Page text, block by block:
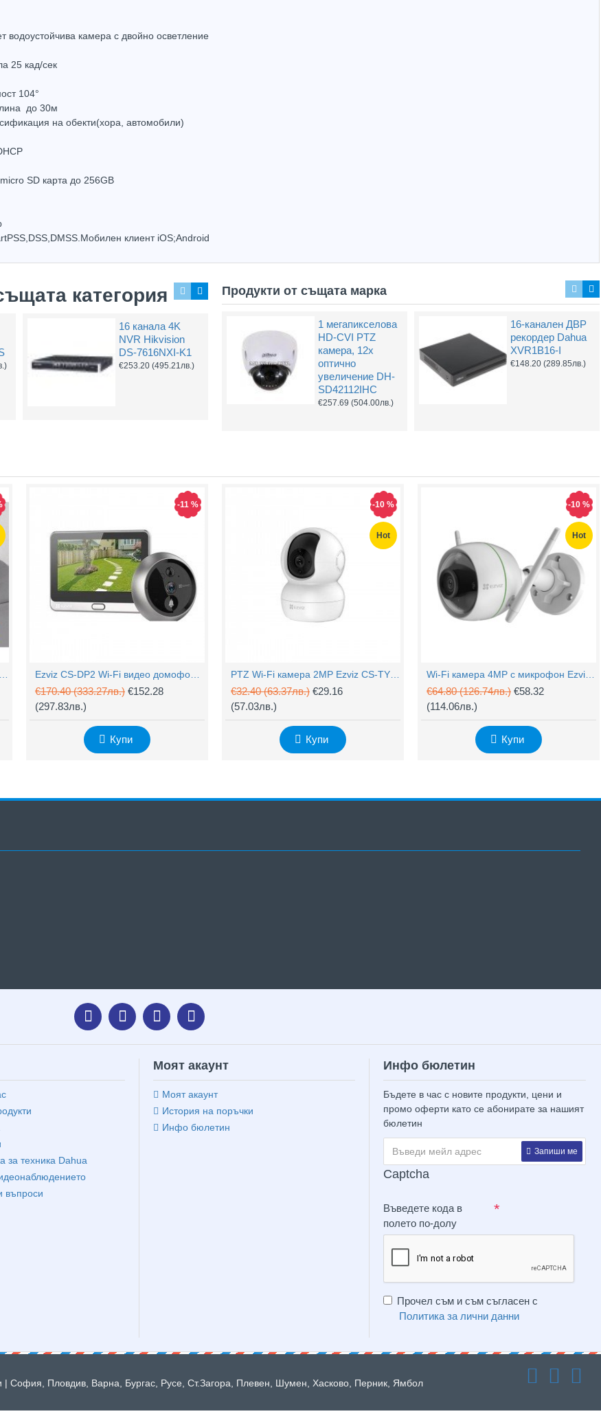
водоустойчива камера с двойно осветление
25 кад/сек
104°
до 30м
на обекти(хора, автомобили)
SD карта до 256GB
клиент iOS;Android
категория
16 канала 4K
NVR Hikvision
DS-7616NXI-K1
€253.20 (495.21лв.)
16 канален NVR
Hikvision DS-
7616NXI-K2
€323.76(633.22лв.)
16 канален NVR
Hikvision DS-
7716NXI-K4
€609.90(1192.85лв.)
Продукти от същата марка
1 мегапикселова
HD-CVI PTZ
камера, 12х
оптично
увеличение DH-
SD42112IHC
€257.69 (504.00лв.)
16-канален ДВР
рекордер Dahua
XVR1B16-I
€148.20 (289.85лв.)
-11 %
€170.40(333.27лв.) €152.28
(297.83лв.)
Купи
Hot
-10 %
€32.40(63.37лв.) €29.16
(57.03лв.)
Купи
Hot
-10 %
€64.80(126.74лв.) €58.32
(114.06лв.)
Купи
за техника Dahua
въпроси
Моят акаунт
Моят акаунт
История на поръчки
Инфо бюлетин
Инфо бюлетин
Бъдете в час с новите продукти, цени и
промо оферти като се абонирате за нашият
бюлетин
Запиши ме
Captcha
Въведете кода в
полето по-долу
Прочел съм и съм съгласен с
Политика за лични данни
Пловдив, Варна, Бургас, Русе, Ст.Загора, Плевен, Шумен, Хасково, Перник, Ямбол